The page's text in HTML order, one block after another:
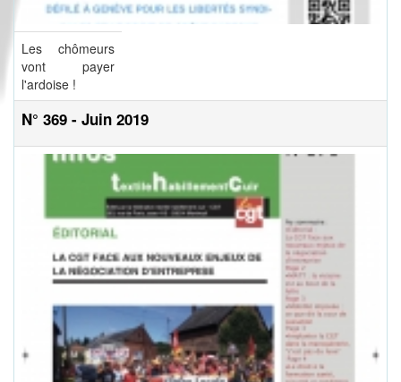
Les chômeurs
vont payer
l'ardoise !
N° 369 - Juin 2019